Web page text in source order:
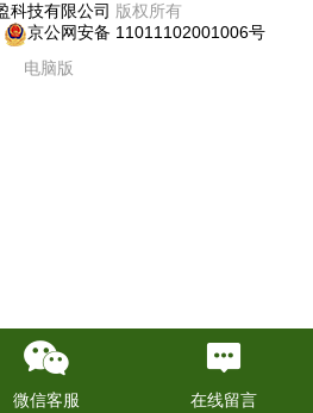
科技有限公司 版权所有
京公网安备 11011102001006号
电脑版
微信客服 在线留言